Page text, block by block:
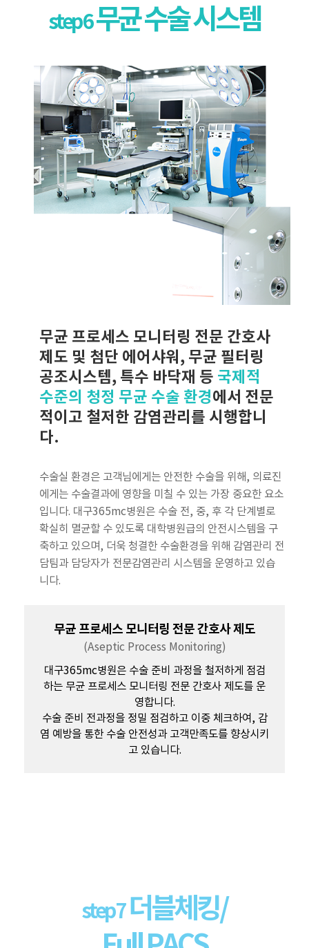
step 6무균 수술 시스템
무균 프로세스 모니터링 전문 간호사
제도 및 첨단 에어샤워, 무균 필터링
공조시스템, 특수 바닥재 등 국제적
수준의 청정 무균 수술 환경에서 전문
적이고 철저한 감염관리를 시행합니
다.
수술실 환경은 고객님에게는 안전한 수술을 위해, 의료진
에게는 수술결과에 영향을 미칠 수 있는 가장 중요한 요소
입니다. 대구365mc병원은 수술 전, 중, 후 각 단계별로
확실히 멸균할 수 있도록 대학병원급의 안전시스템을 구
축하고 있으며, 더욱 청결한 수술환경을 위해 감염관리 전
담팀과 담당자가 전문감염관리 시스템을 운영하고 있습
니다.
무균 프로세스 모니터링 전문 간호사 제도
(Aseptic Process Monitoring)
대구365mc병원은 수술 준비 과정을 철저하게 점검
하는 무균 프로세스 모니터링 전문 간호사 제도를 운
영합니다.
수술 준비 전과정을 정밀 점검하고 이중 체크하여, 감
염 예방을 통한 수술 안전성과 고객만족도를 향상시키
고 있습니다.
step 7더블체킹/